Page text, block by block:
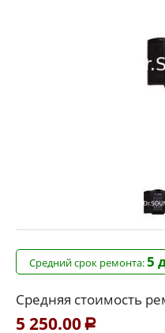
Средний срок ремонта:5
Средняя стоимость
5 250.00 Р